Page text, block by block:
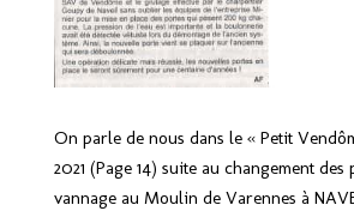
On parle de nous dans le « Petit
2021 (Page 14) suite au changement des
vannage au Moulin de Varennes à